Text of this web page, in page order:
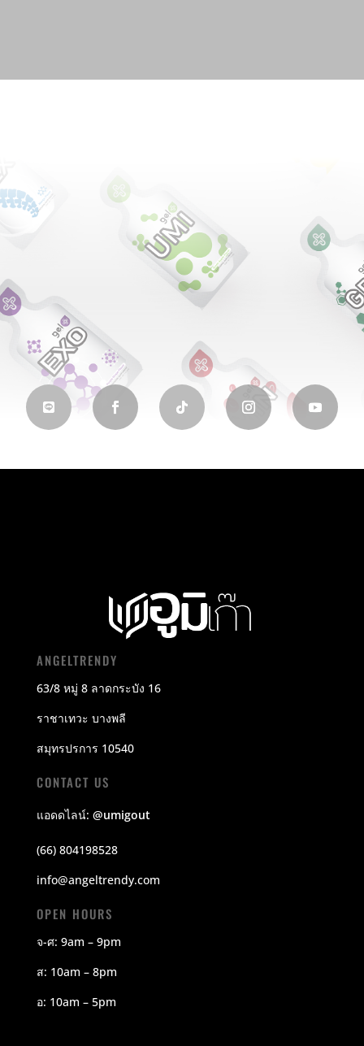
ANGELTRENDY
63/8 หมู่ 8 ลาดกระบัง 16
ราชาเทวะ บางพลี
สมุทรปรการ 10540
CONTACT US
แอดดไลน์: @umigout
(66) 804198528
info@angeltrendy.com
OPEN HOURS
จ-ศ: 9am – 9pm
ส: 10am – 8pm
อ: 10am – 5pm